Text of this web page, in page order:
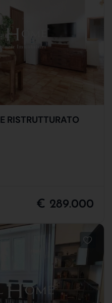
RISTRUTTURATO
€ 289.000